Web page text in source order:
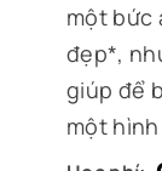
một bức
đẹp*,
giúp để
một